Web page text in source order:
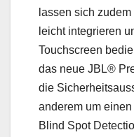
lassen sich
leicht integrieren
Touchscreen
das neue JBL®
die
anderem um
Blind Spot